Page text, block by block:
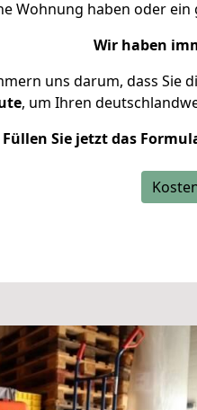
Wohnung haben oder
Wir haben
uns darum, dass Sie
, um Ihren
Füllen Sie jetzt das